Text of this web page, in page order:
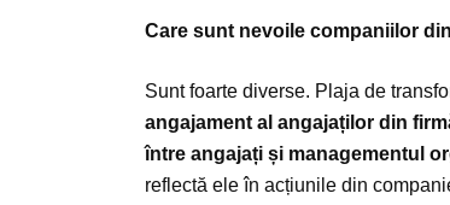
Care sunt nevoile companiilor
Sunt foarte diverse. Plaja de
angajament al angajaților din
între angajați și managementul
reflectă ele în acțiunile din